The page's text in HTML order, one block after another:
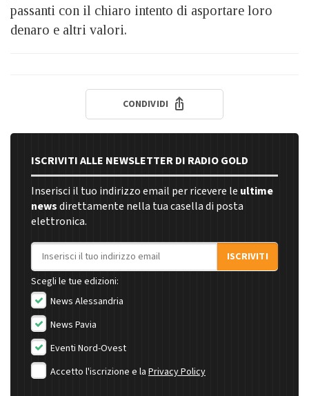
passanti con il chiaro intento di asportare loro
denaro e altri valori.
CONDIVIDI
ISCRIVITI ALLE NEWSLETTER DI RADIO GOLD
Inserisci il tuo indirizzo email per ricevere le ultime
newsdirettamente nella tua casella di posta
elettronica.
Indirizzo email
ISCRIVITI
Scegli le tue edizioni:
News Alessandria
News Pavia
Eventi Nord-Ovest
Accetto l'iscrizione e la Privacy Policy